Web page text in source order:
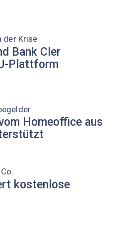
der Krise
Bank Cler
Plattform
Homeoffice aus
kostenlose